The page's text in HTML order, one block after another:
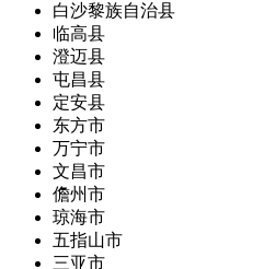
白沙黎族自治县
临高县
澄迈县
屯昌县
定安县
东方市
万宁市
文昌市
儋州市
琼海市
五指山市
三亚市